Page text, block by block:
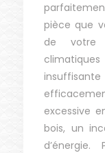
pièce que
de votre
excessive
bois, un